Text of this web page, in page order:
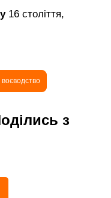
16 століття,
з